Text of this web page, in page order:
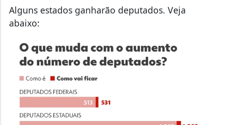
Alguns estados ganharão deputados. Veja
abaixo: